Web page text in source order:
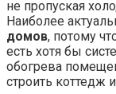
не пропуская
Наиболее
домов, потому
есть хотя бы
обогрева
строить коттедж